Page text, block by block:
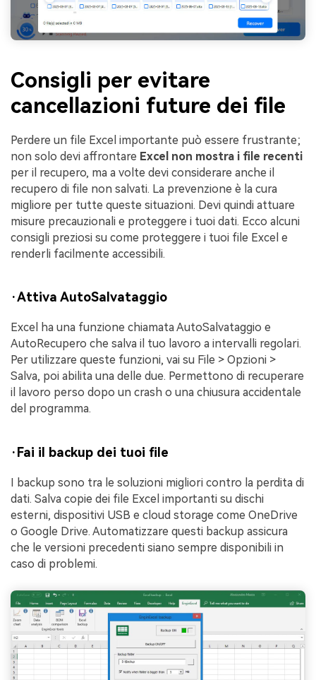
Consigli per evitare
cancellazioni future dei file
Perdere un file Excel importante può essere frustrante;
non solo devi affrontare Excel non mostra i file recenti
per il recupero, ma a volte devi considerare anche il
recupero di file non salvati. La prevenzione è la cura
migliore per tutte queste situazioni. Devi quindi attuare
misure precauzionali e proteggere i tuoi dati. Ecco alcuni
consigli preziosi su come proteggere i tuoi file Excel e
renderli facilmente accessibili.
·Attiva AutoSalvataggio
Excel ha una funzione chiamata AutoSalvataggio e
AutoRecupero che salva il tuo lavoro a intervalli regolari.
Per utilizzare queste funzioni, vai su File > Opzioni >
Salva, poi abilita una delle due. Permettono di recuperare
il lavoro perso dopo un crash o una chiusura accidentale
del programma.
·Fai il backup dei tuoi file
I backup sono tra le soluzioni migliori contro la perdita di
dati. Salva copie dei file Excel importanti su dischi
esterni, dispositivi USB e cloud storage come OneDrive
o Google Drive. Automatizzare questi backup assicura
che le versioni precedenti siano sempre disponibili in
caso di problemi.